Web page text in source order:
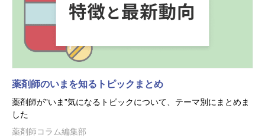
薬剤師のいまを知るトピックまとめ
薬剤師が”いま”気になるトピックについて、テーマ別にまとめま
した
薬剤師コラム編集部